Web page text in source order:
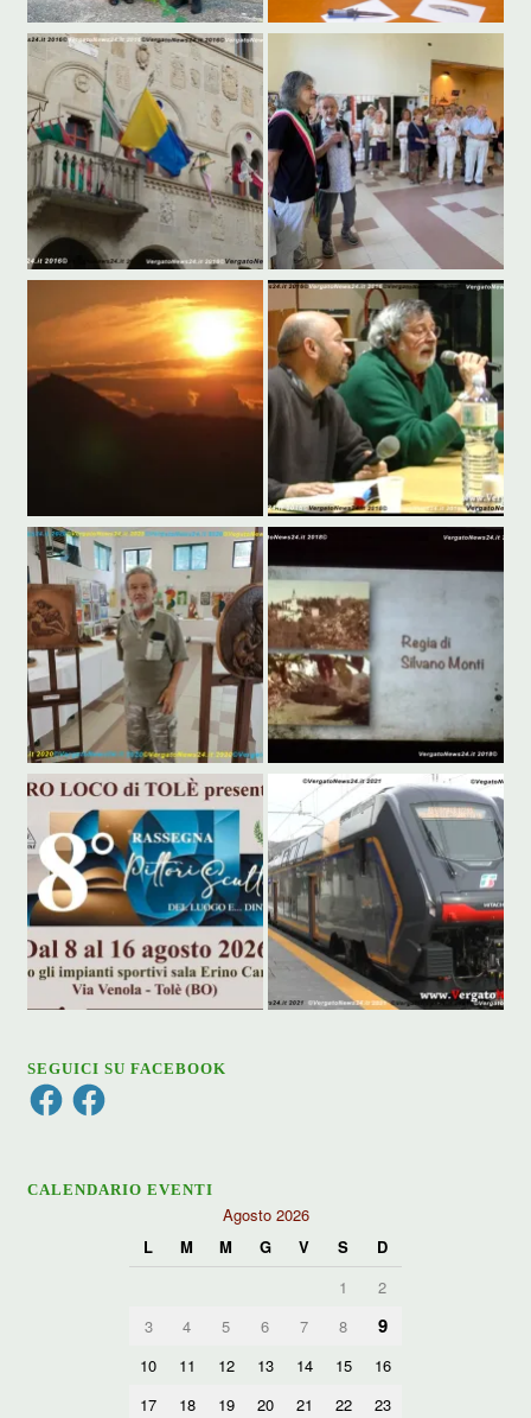
SEGUICI SU FACEBOOK
FacebookFacebook
CALENDARIO EVENTI
Agosto 2026
L
M M G V S
D
1
2
3
4 5 6 7 8 9
10 11 12 13 14 15
16
17
18 19 20 21 22
23